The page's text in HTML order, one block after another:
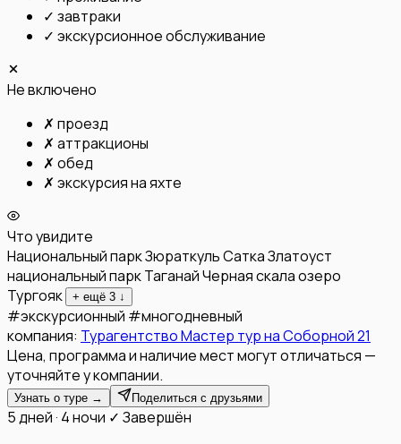
✓ завтраки
✓ экскурсионное обслуживание
Не включено
✗ проезд
✗ аттракционы
✗ обед
✗ экскурсия на яхте
Что увидите
Национальный парк ЗюраткульСаткаЗлатоуст
национальный парк ТаганайЧерная скалаозеро
Тургояк
+ ещё 3 ↓
#экскурсионный #многодневный
компания: Турагентство Мастер тур на Соборной 21
Цена, программа и наличие мест могут отличаться —
уточняйте у компании.
Узнать о туре → Поделиться с друзьями
5 дней · 4 ночи ✓ Завершён